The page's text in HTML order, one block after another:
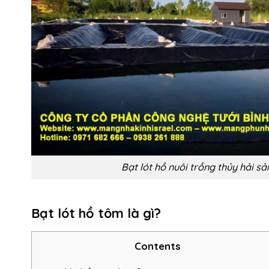
Bạt lót hồ nuôi trồng thủy hải
Bạt lót hồ tôm là gì?
Contents